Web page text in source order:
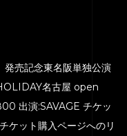
発売記念東名阪単独公演
名古屋 open
出演:SAVAGE チケッ
ケット購入ページへのリ